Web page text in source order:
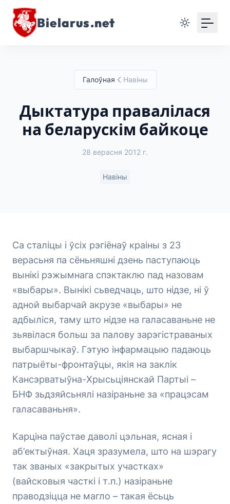
Bielarus.net
Галоўная Навіны
Дыктатура правалілася
на беларускім байкоце
28 верасня 2012 г.
Навіны
Cа сталіцы і ўсіх рэгіёнаў краіны з 23
верасьня па сёньняшні дзень паступаюць
вынікі рэжымнага спэктаклю пад назовам
«выбары». Вынікі сьведчаць, што нідзе, ні ў
адной выбарчай акрузе «выбары» не
адбыліся, таму што нідзе на галасаваньне не
зьявілася больш за палову зарэгістраваных
выбаршчыкаў. Гэтую інфармацыю падаюць
патрыёты-фронтаўцы, якія на заклік
Кансэрватыўна-Хрысьціянскай Партыі –
БНФ зьдзяйсьнялі назіраньне за «працэсам
галасаваньня».
Карціна паўстае даволі цэльная, ясная і
аб’ектыўная. Хаця зразумела, што на шэрагу
так званых «закрытых участках»
(вайсковыя часткі і т.п.) назіраньне
праводзіцца не магло – такая ёсьць